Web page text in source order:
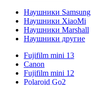
Наушники Samsung
Наушники XiaoMi
Наушники Marshall
Наушники другие
Fujifilm mini 13
Canon
Fujifilm mini 12
Polaroid Go2